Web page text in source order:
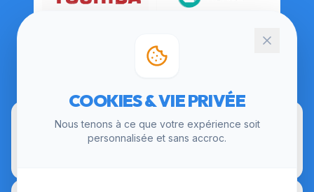
COOKIES & VIE PRIVÉE
Nous tenons à ce que votre expérience soit
personnalisée et sans accroc.